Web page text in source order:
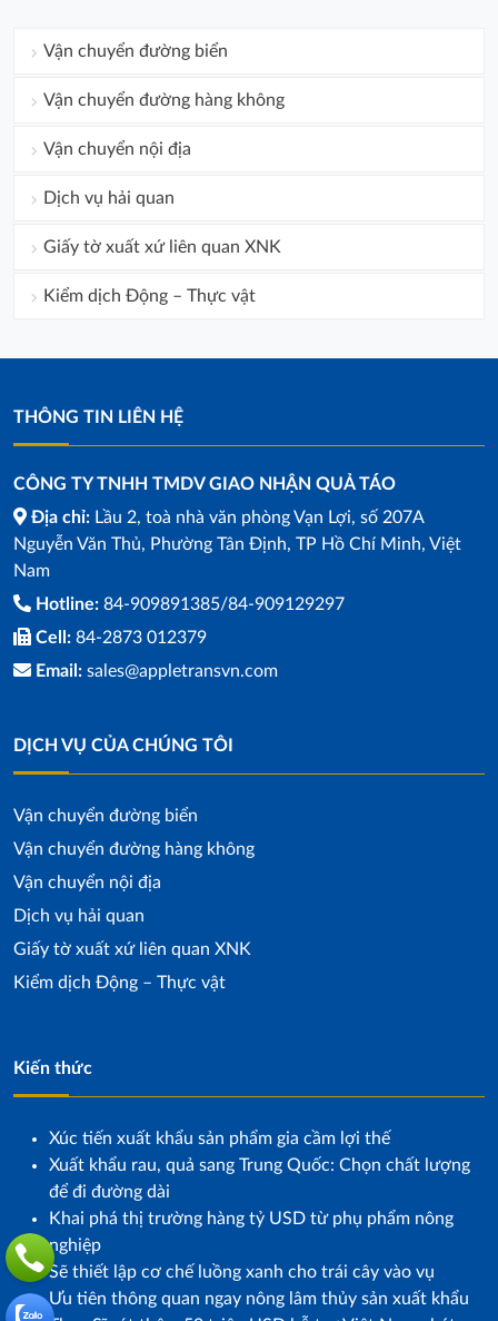
Vận chuyển đường biển
Vận chuyển đường hàng không
Vận chuyển nội địa
Dịch vụ hải quan
Giấy tờ xuất xứ liên quan XNK
Kiểm dịch Động – Thực vật
THÔNG TIN LIÊN HỆ
CÔNG TY TNHH TMDV GIAO NHẬN QUẢ TÁO
Địa chỉ: Lầu 2, toà nhà văn phòng Vạn Lợi, số 207A
Nguyễn Văn Thủ, Phường Tân Định, TP Hồ Chí Minh, Việt
Nam
Hotline: 84-909891385/84-909129297
Cell: 84-2873 012379
Email: sales@appletransvn.com
DỊCH VỤ CỦA CHÚNG TÔI
Vận chuyển đường biển
Vận chuyển đường hàng không
Vận chuyển nội địa
Dịch vụ hải quan
Giấy tờ xuất xứ liên quan XNK
Kiểm dịch Động – Thực vật
Kiến thức
Xúc tiến xuất khẩu sản phẩm gia cầm lợi thế
Xuất khẩu rau, quả sang Trung Quốc: Chọn chất lượng
để đi đường dài
Khai phá thị trường hàng tỷ USD từ phụ phẩm nông
nghiệp
Sẽ thiết lập cơ chế luồng xanh cho trái cây vào vụ
Ưu tiên thông quan ngay nông lâm thủy sản xuất khẩu